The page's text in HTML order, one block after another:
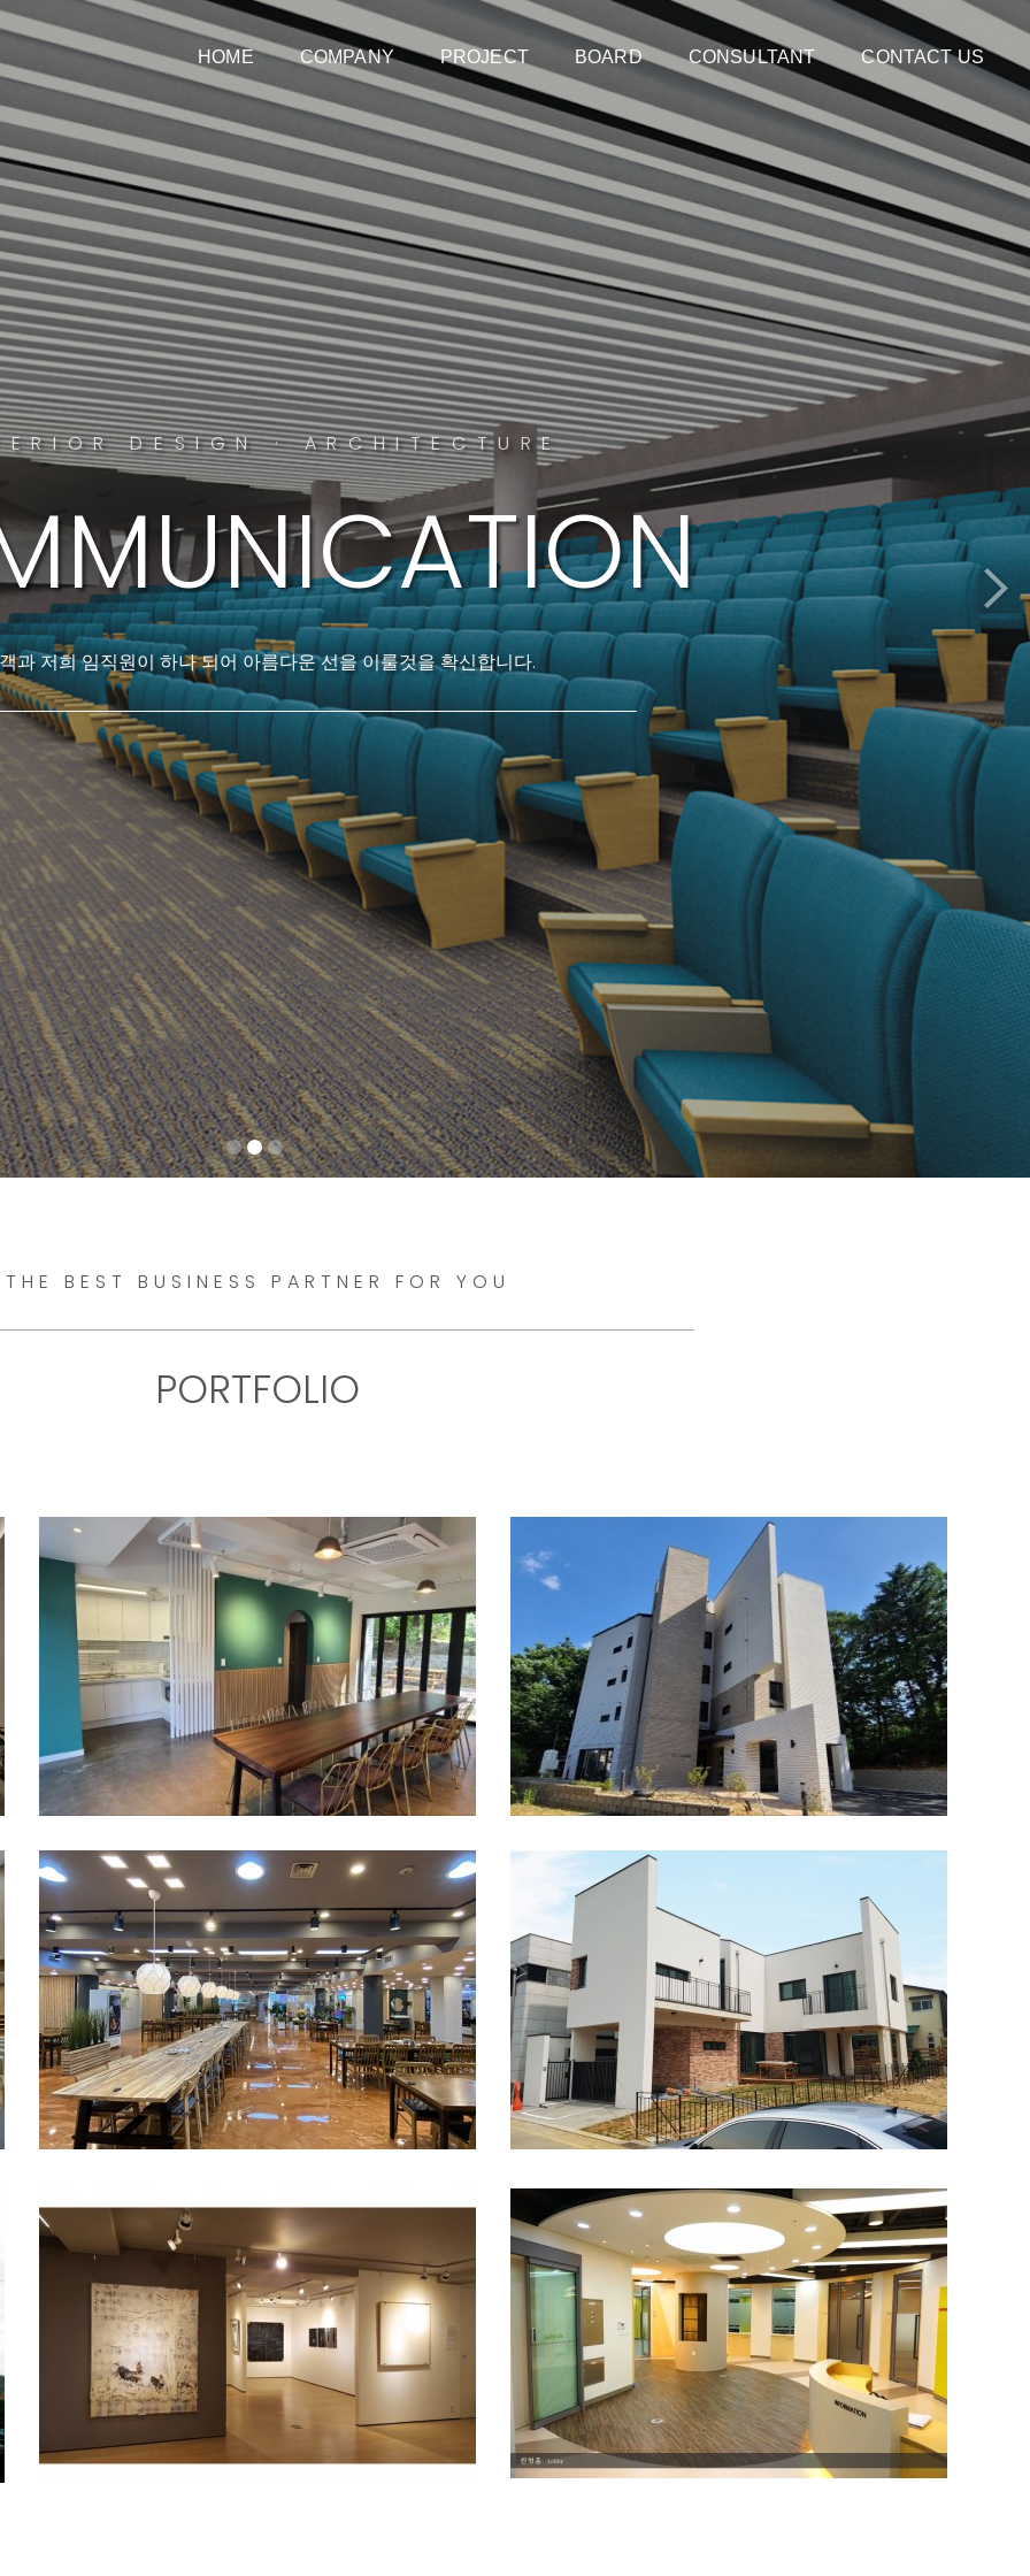
HOME COMPANY PROJECT BOARD CONSULTANT CONTACT US
DESIGN · ARCHITECTURE
과 저희 임직원이 하나 되어 아름다운 선을 이룰것을 확신합니다.
THE BEST BUSINESS PARTNER FOR YOU
PORTFOLIO